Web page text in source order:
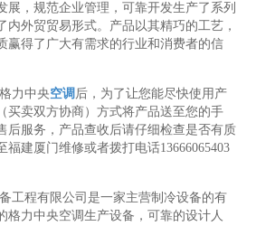
展，规范企业管理，可靠开发生产了系列
内外贸贸易形式。产品以其精巧的工艺，
赢得了广大有需求的行业和消费者的信
力中央空调 后，为了让您能尽快使用产
买卖双方协商）方式将产品送至您的手
后服务，产品查收后请仔细检查是否有质
建厦门维修或者拨打电话13666065403
工程有限公司是一家主营制冷设备的有
格力中央空调生产设备，可靠的设计人